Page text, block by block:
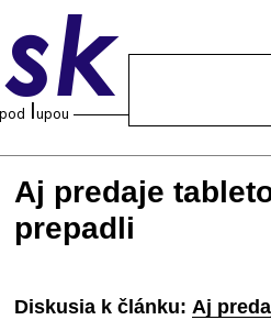
Aj predaje
prepadli
Diskusia k článku: Aj